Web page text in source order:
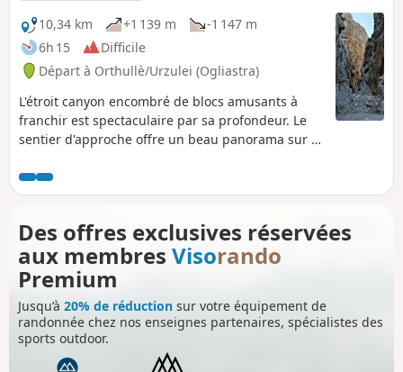
10,34 km
+1 139 m
-1 147 m
6h 15
Difficile
Départ à Orthullè/Urzulei (Ogliastra)
L'étroit canyon encombré de blocs amusants à
franchir est spectaculaire par sa profondeur. Le
sentier d'approche offre un beau panorama sur la
Dorgali. Vous rencontrerez, au-dessus d'une
végétation méditerranéenne, d'émouvants chênes
vestiges d'une ancienne forêt.
Des offres exclusives réservées
aux membres Visorando
Premium
Jusqu’à 20% de réduction sur votre équipement de
randonnée chez nos enseignes partenaires, spécialistes des
sports outdoor.